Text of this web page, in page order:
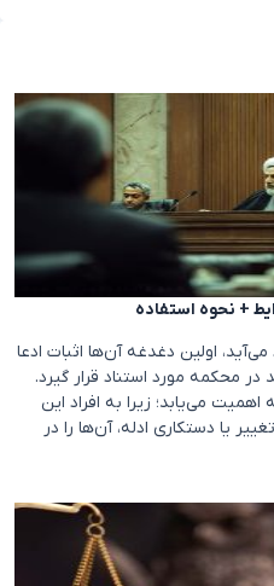
+ نحوه استفاده
اولین دغدغه آن‌ها اثبات ادعا
در محکمه مورد استناد قرار گیرد.
می‌یابد؛ زیرا به افراد این
یا دستکاری ادله، آن‌ها را در